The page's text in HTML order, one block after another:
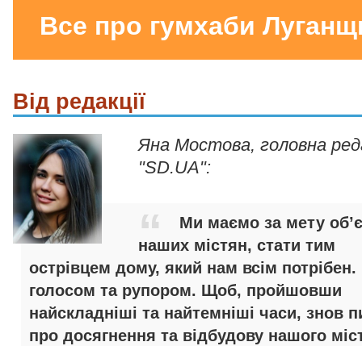
Все про гумхаби
Від редакції
Яна Мостова, головна
"SD.UA":
Ми маємо за мету
наших містян, стати тим
острівцем дому, який нам всім потрібен.
голосом та рупором. Щоб, пройшовши
найскладніші та найтемніші часи, знов
про досягнення та відбудову нашого